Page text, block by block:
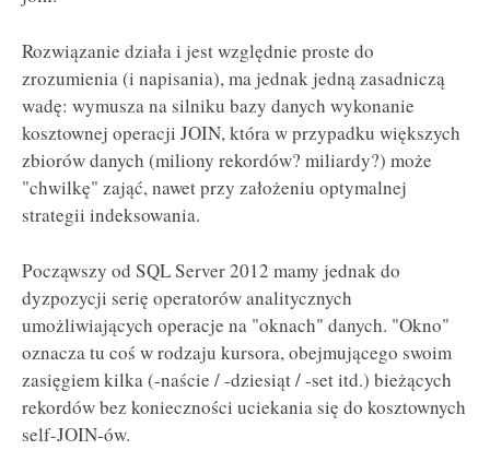
Rozwiązanie działa i jest względnie proste do
zrozumienia (i napisania), ma jednak jedną zasadniczą
wadę: wymusza na silniku bazy danych wykonanie
kosztownej operacji JOIN, która w przypadku większych
zbiorów danych (miliony rekordów? miliardy?) może
"chwilkę" zająć, nawet przy założeniu optymalnej
strategii indeksowania.
Począwszy od SQL Server 2012 mamy jednak do
dyzpozycji serię operatorów analitycznych
umożliwiających operacje na "oknach" danych. "Okno"
oznacza tu coś w rodzaju kursora, obejmującego swoim
zasięgiem kilka (-naście / -dziesiąt / -set itd.) bieżących
rekordów bez konieczności uciekania się do kosztownych
self-JOIN-ów.